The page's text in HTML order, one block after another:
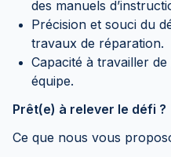
des manuels
Précision et souci du
travaux de réparation.
Capacité à travailler
équipe.
Prêt(e) à relever le défi ?
Ce que nous vous